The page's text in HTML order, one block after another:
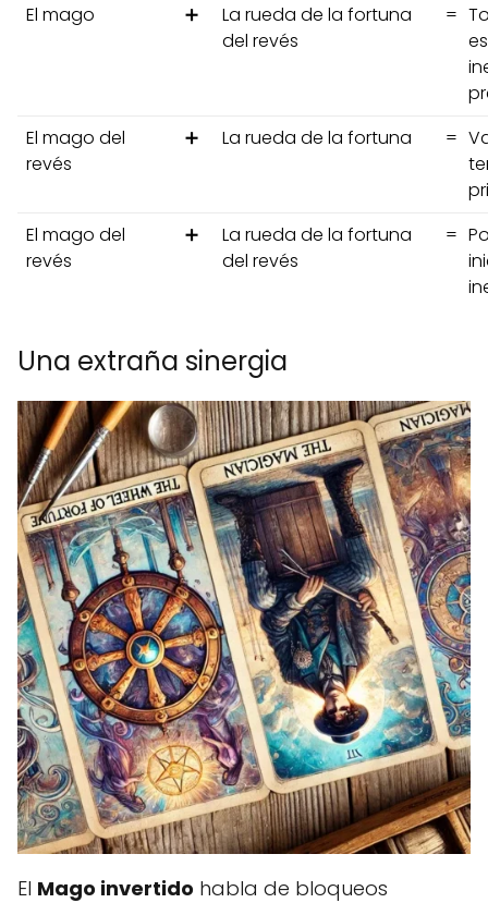
El mago ➕
La rueda de la fortuna
del revés
=
El mago del
revés
➕ La rueda de la fortuna =
El mago del
revés
➕
La rueda de la fortuna
del revés
=
Una extraña sinergia
El Mago invertido habla de bloqueos